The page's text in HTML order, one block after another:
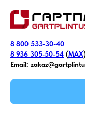
8 800 533-30-40
8 936 305-50-54 (MAX
Email: